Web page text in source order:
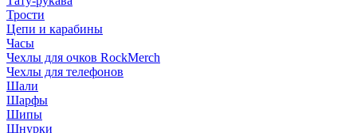
Трости
Цепи и карабины
Часы
Чехлы для очков RockMerch
Чехлы для телефонов
Шали
Шарфы
Шипы
Шнурки